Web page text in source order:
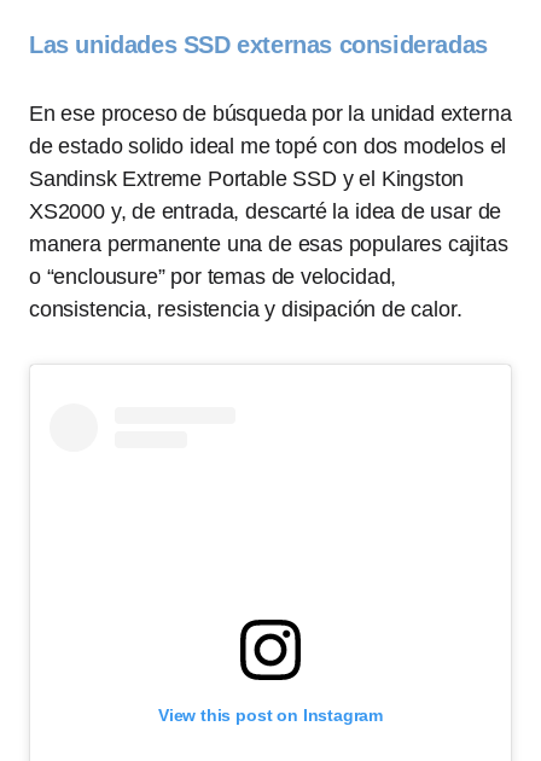
Las unidades SSD externas consideradas
En ese proceso de búsqueda por la unidad externa
de estado solido ideal me topé con dos modelos el
Sandinsk Extreme Portable SSD y el Kingston
XS2000 y, de entrada, descarté la idea de usar de
manera permanente una de esas populares cajitas
o “enclousure” por temas de velocidad,
consistencia, resistencia y disipación de calor.
View this post on Instagram